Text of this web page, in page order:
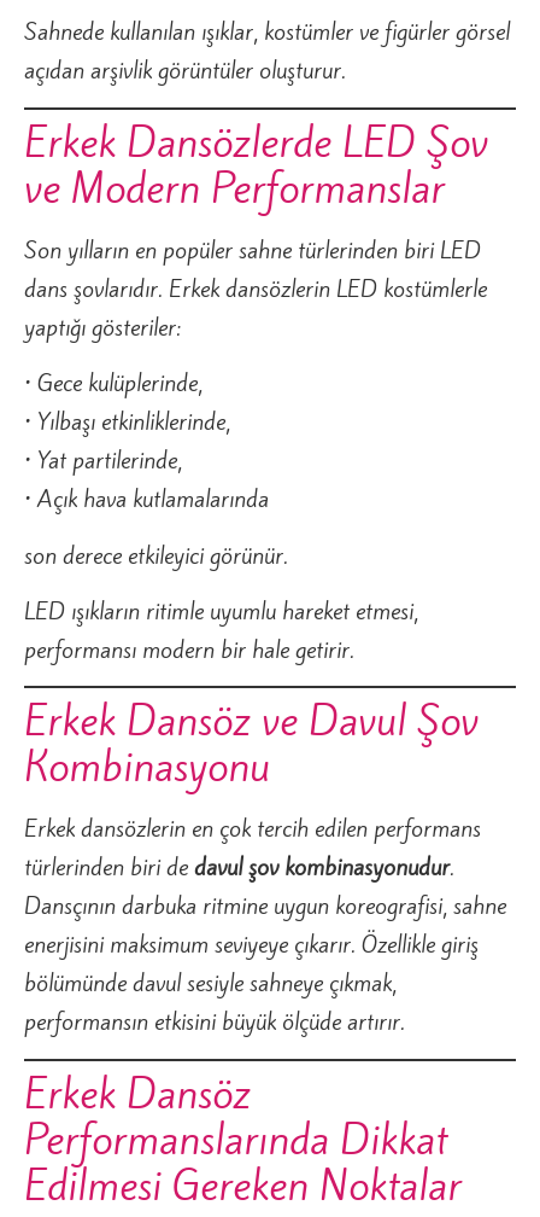
Sahnede kullanılan ışıklar, kostümler ve figürler görsel
açıdan arşivlik görüntüler oluşturur.
Erkek Dansözlerde LED Şov
ve Modern Performanslar
Son yılların en popüler sahne türlerinden biri LED
dans şovlarıdır. Erkek dansözlerin LED kostümlerle
yaptığı gösteriler:
• Gece kulüplerinde,
• Yılbaşı etkinliklerinde,
• Yat partilerinde,
• Açık hava kutlamalarında
son derece etkileyici görünür.
LED ışıkların ritimle uyumlu hareket etmesi,
performansı modern bir hale getirir.
Erkek Dansöz ve Davul Şov
Kombinasyonu
Erkek dansözlerin en çok tercih edilen performans
türlerinden biri dedavul şov kombinasyonudur.
Dansçının darbuka ritmine uygun koreografisi, sahne
enerjisini maksimum seviyeye çıkarır. Özellikle giriş
bölümünde davul sesiyle sahneye çıkmak,
performansın etkisini büyük ölçüde artırır.
Erkek Dansöz
Performanslarında Dikkat
Edilmesi Gereken Noktalar